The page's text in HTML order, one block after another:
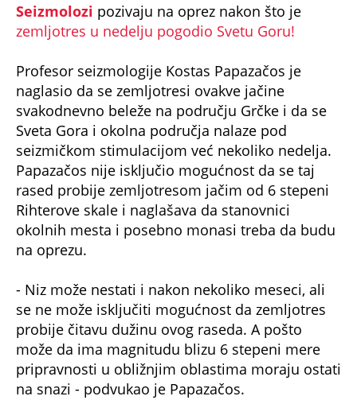
Seizmolozi pozivaju na oprez nakon što je
zemljotres u nedelju pogodio Svetu Goru!
Profesor seizmologije Kostas Papazačos je
naglasio da se zemljotresi ovakve jačine
svakodnevno beleže na području Grčke i da se
Sveta Gora i okolna područja nalaze pod
seizmičkom stimulacijom već nekoliko nedelja.
Papazačos nije isključio mogućnost da se taj
rased probije zemljotresom jačim od 6 stepeni
Rihterove skale i naglašava da stanovnici
okolnih mesta i posebno monasi treba da budu
na oprezu.
- Niz može nestati i nakon nekoliko meseci, ali
se ne može isključiti mogućnost da zemljotres
probije čitavu dužinu ovog raseda. A pošto
može da ima magnitudu blizu 6 stepeni mere
pripravnosti u obližnjim oblastima moraju ostati
na snazi - podvukao je Papazačos.